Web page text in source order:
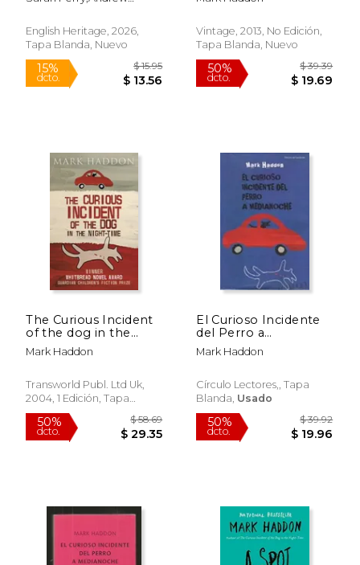
50%
dcto. $ 14.50
50%
dcto.
Stories (en Inglés)
Haddon;Kamila
Shamsie;Stuart Evers;Kate
Clanchy;Jeanette
Winterson;Max
Porter;Andrew
English Heritage, 2026,
Tapa Blanda, Nuevo
Vintage, 2013, No Edición,
Tapa Blanda, Nuevo
The Curious Incident
of the dog in the
Night-Time (en
Inglés)
Mark Haddon
Transworld Publ. Ltd Uk,
2004, 1 Edición, Tapa
Blanda,Usado
El Curioso Incidente
del Perro a
Medianoche
Mark Haddon
Círculo Lectores,, Tapa
Blanda, Usado